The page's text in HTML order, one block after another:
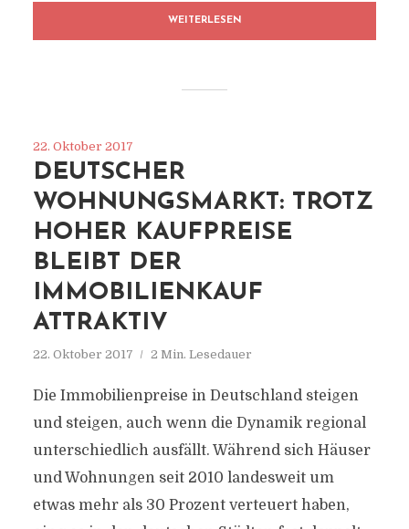
WEITERLESEN
22. Oktober 2017
DEUTSCHER
WOHNUNGSMARKT: TROTZ
HOHER KAUFPREISE
BLEIBT DER
IMMOBILIENKAUF
ATTRAKTIV
22. Oktober 2017 2 Min. Lesedauer
Die Immobilienpreise in Deutschland steigen
und steigen, auch wenn die Dynamik regional
unterschiedlich ausfällt. Während sich Häuser
und Wohnungen seit 2010 landesweit um
etwas mehr als 30 Prozent verteuert haben,